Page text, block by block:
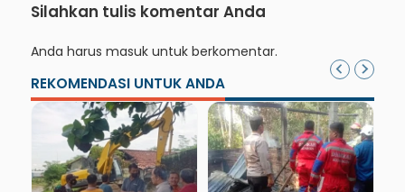
Silahkan tulis komentar Anda
Anda harus masuk untuk berkomentar.
REKOMENDASI UNTUK ANDA